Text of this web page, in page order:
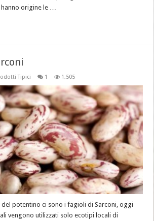
origine le …
Tipici 1 1,505
potentino ci sono i fagioli di Sarconi, oggi
vengono utilizzati solo ecotipi locali di